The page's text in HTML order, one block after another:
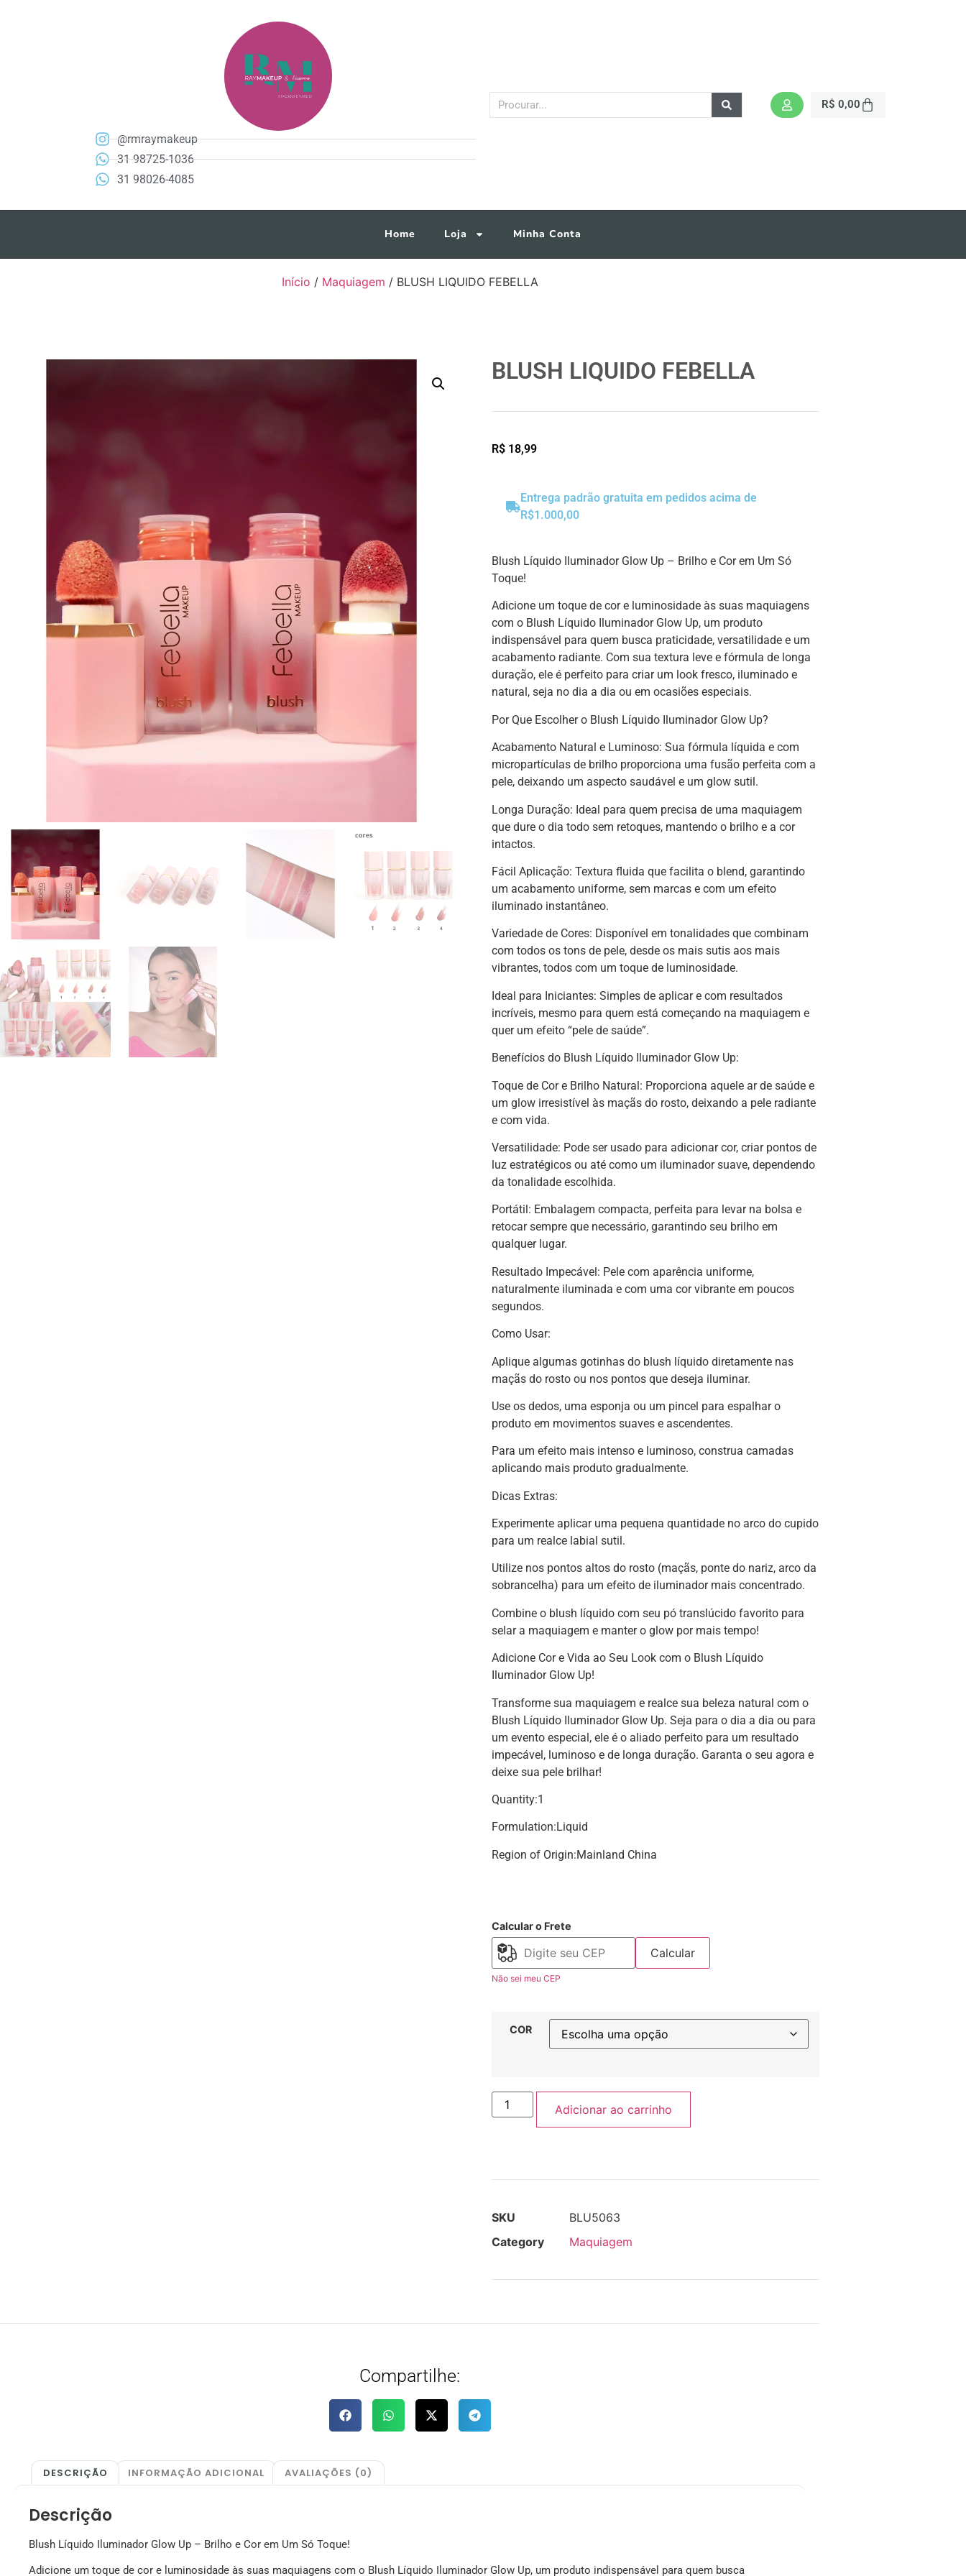
@rmraymakeup
31 98725-1036
31 98026-4085
R$ 0,00
Home Loja Minha Conta
Início / Maquiagem / BLUSH LIQUIDO FEBELLA
BLUSH LIQUIDO FEBELLA
R$ 18,99
Entrega padrão gratuita em pedidos acima de
R$1.000,00
Blush Líquido Iluminador Glow Up – Brilho e Cor em Um Só
Toque!
Adicione um toque de cor e luminosidade às suas maquiagens
com o Blush Líquido Iluminador Glow Up, um produto
indispensável para quem busca praticidade, versatilidade e um
acabamento radiante. Com sua textura leve e fórmula de longa
duração, ele é perfeito para criar um look fresco, iluminado e
natural, seja no dia a dia ou em ocasiões especiais.
Por Que Escolher o Blush Líquido Iluminador Glow Up?
Acabamento Natural e Luminoso: Sua fórmula líquida e com
micropartículas de brilho proporciona uma fusão perfeita com a
pele, deixando um aspecto saudável e um glow sutil.
Longa Duração: Ideal para quem precisa de uma maquiagem
que dure o dia todo sem retoques, mantendo o brilho e a cor
intactos.
Fácil Aplicação: Textura fluida que facilita o blend, garantindo
um acabamento uniforme, sem marcas e com um efeito
iluminado instantâneo.
Variedade de Cores: Disponível em tonalidades que combinam
com todos os tons de pele, desde os mais sutis aos mais
vibrantes, todos com um toque de luminosidade.
Ideal para Iniciantes: Simples de aplicar e com resultados
incríveis, mesmo para quem está começando na maquiagem e
quer um efeito “pele de saúde”.
Benefícios do Blush Líquido Iluminador Glow Up:
Toque de Cor e Brilho Natural: Proporciona aquele ar de saúde e
um glow irresistível às maçãs do rosto, deixando a pele radiante
e com vida.
Versatilidade: Pode ser usado para adicionar cor, criar pontos de
luz estratégicos ou até como um iluminador suave, dependendo
da tonalidade escolhida.
Portátil: Embalagem compacta, perfeita para levar na bolsa e
retocar sempre que necessário, garantindo seu brilho em
qualquer lugar.
Resultado Impecável: Pele com aparência uniforme,
naturalmente iluminada e com uma cor vibrante em poucos
segundos.
Como Usar:
Aplique algumas gotinhas do blush líquido diretamente nas
maçãs do rosto ou nos pontos que deseja iluminar.
Use os dedos, uma esponja ou um pincel para espalhar o
produto em movimentos suaves e ascendentes.
Para um efeito mais intenso e luminoso, construa camadas
aplicando mais produto gradualmente.
Dicas Extras:
Experimente aplicar uma pequena quantidade no arco do cupido
para um realce labial sutil.
Utilize nos pontos altos do rosto (maçãs, ponte do nariz, arco da
sobrancelha) para um efeito de iluminador mais concentrado.
Combine o blush líquido com seu pó translúcido favorito para
selar a maquiagem e manter o glow por mais tempo!
Adicione Cor e Vida ao Seu Look com o Blush Líquido
Iluminador Glow Up!
Transforme sua maquiagem e realce sua beleza natural com o
Blush Líquido Iluminador Glow Up. Seja para o dia a dia ou para
um evento especial, ele é o aliado perfeito para um resultado
impecável, luminoso e de longa duração. Garanta o seu agora e
deixe sua pele brilhar!
Quantity:1
Formulation:Liquid
Region of Origin:Mainland China
Calcular o Frete
Calcular
Não sei meu CEP
COR
Adicionar ao carrinho
SKU
BLU5063
Category
Maquiagem
Compartilhe:
DESCRIÇÃO INFORMAÇÃO ADICIONAL AVALIAÇÕES (0)
Descrição
Blush Líquido Iluminador Glow Up – Brilho e Cor em Um Só Toque!
Adicione um toque de cor e luminosidade às suas maquiagens com o Blush Líquido Iluminador Glow Up, um produto indispensável para quem busca